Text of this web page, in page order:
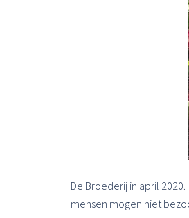
De Broederij in april
mensen mogen niet